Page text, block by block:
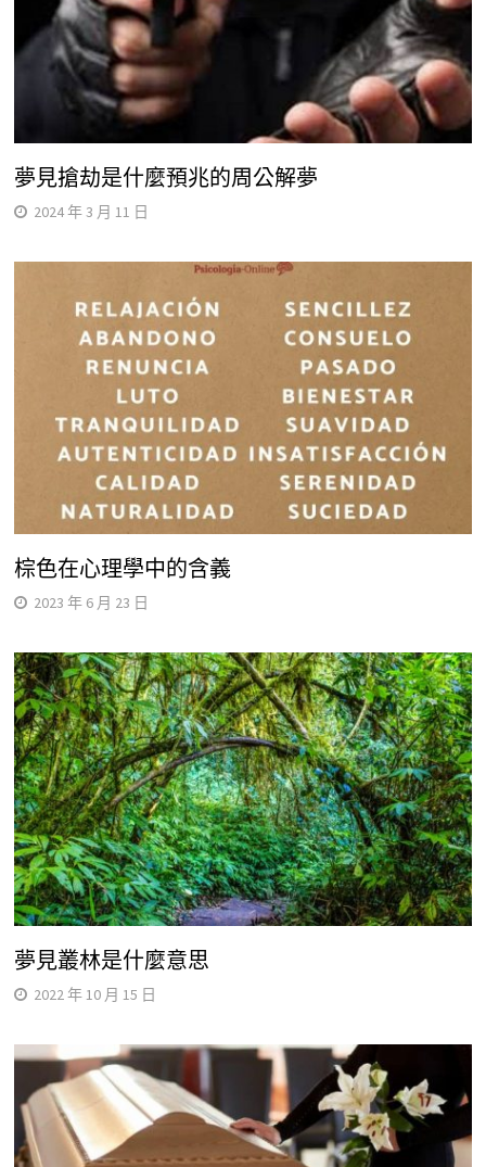
夢見搶劫是什麼預兆的周公解夢
2024 年 3 月 11 日
棕色在心理學中的含義
2023 年 6 月 23 日
夢見叢林是什麼意思
2022 年 10 月 15 日